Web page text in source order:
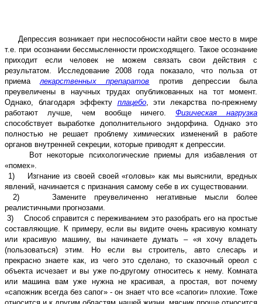
Депрессия возникает при неспособности найти свое место в мире
т.е. при осознании бессмысленности происходящего. Такое осознание
приходит если человек не можем связать свои действия с
результатом. Исследование 2008 года показало, что польза от
приемалекарственных препаратов против депрессии была
преувеличены в научных трудах опубликованных на тот момент.
Однако, благодаря эффекту плацебо, эти лекарства по-прежнему
работают лучше, чем вообще ничего.Физическая нагрузка
способствует выработке дополнительного эндорфина. Однако это
полностью не решает проблему химических изменений в работе
органов внутренней секреции, которые приводят к депрессии.
Вот некоторые психологические приемы для избавления от
«помех».
1) Изгнание из своей своей «головы» как мы выяснили, вредных
явлений, начинается с признания самому себе в их существовании.
2) Замените преувеличенно негативные мысли более
реалистичными прогнозами.
3) Способ справится с переживанием это разобрать его на простые
составляющие. К примеру, если вы видите очень красивую комнату
или красивую машину, вы начинаете думать – «я хочу владеть
(пользоваться) этим. Но если вы строитель, авто слесарь и
прекрасно знаете как, из чего это сделано, то сказочный ореол с
объекта исчезает и вы уже по-другому относитесь к нему. Комната
или машина вам уже нужна не красивая, а простая, вот почему
«сапожник всегда без сапог» - он знает что все «сапоги» плохие. Тоже